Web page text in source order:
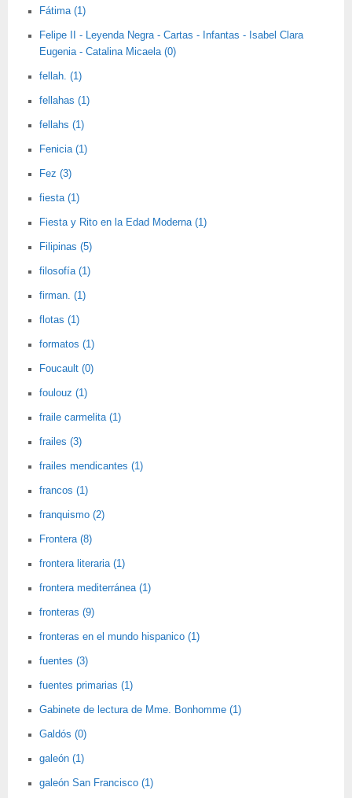
Fátima (1)
Felipe II - Leyenda Negra - Cartas - Infantas - Isabel Clara
Eugenia - Catalina Micaela (0)
fellah. (1)
fellahas (1)
fellahs (1)
Fenicia (1)
Fez (3)
fiesta (1)
Fiesta y Rito en la Edad Moderna (1)
Filipinas (5)
filosofía (1)
firman. (1)
flotas (1)
formatos (1)
Foucault (0)
foulouz (1)
fraile carmelita (1)
frailes (3)
frailes mendicantes (1)
francos (1)
franquismo (2)
Frontera (8)
frontera literaria (1)
frontera mediterránea (1)
fronteras (9)
fronteras en el mundo hispanico (1)
fuentes (3)
fuentes primarias (1)
Gabinete de lectura de Mme. Bonhomme (1)
Galdós (0)
galeón (1)
galeón San Francisco (1)